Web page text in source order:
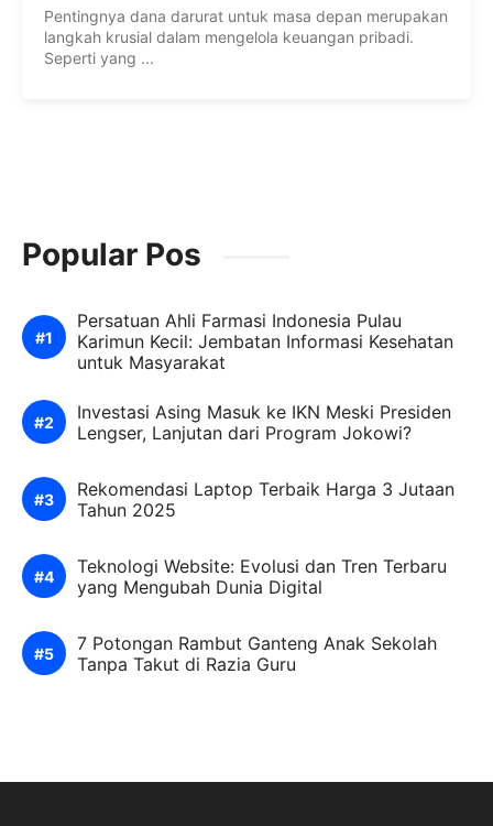
Pentingnya dana darurat untuk masa depan merupakan
langkah krusial dalam mengelola keuangan pribadi.
Seperti yang ...
Popular Pos
Persatuan Ahli Farmasi Indonesia Pulau
Karimun Kecil: Jembatan Informasi Kesehatan
untuk Masyarakat
Investasi Asing Masuk ke IKN Meski Presiden
Lengser, Lanjutan dari Program Jokowi?
Rekomendasi Laptop Terbaik Harga 3 Jutaan
Tahun 2025
Teknologi Website: Evolusi dan Tren Terbaru
yang Mengubah Dunia Digital
7 Potongan Rambut Ganteng Anak Sekolah
Tanpa Takut di Razia Guru